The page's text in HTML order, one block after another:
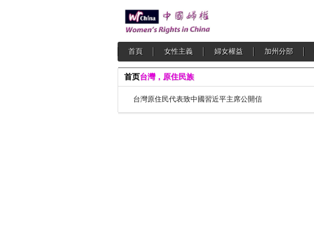
首頁 女性主義 婦女權益 加州分部
首页台灣，原住民族
台灣原住民代表致中國習近平主席公開信